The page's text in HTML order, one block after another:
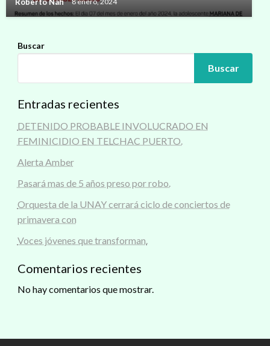
Buscar
Buscar
Entradas recientes
DETENIDO PROBABLE INVOLUCRADO EN
FEMINICIDIO EN TELCHAC PUERTO.
Alerta Amber
Pasará mas de 5 años preso por robo.
Orquesta de la UNAY cerrará ciclo de conciertos de
primavera con
Voces jóvenes que transforman.
Comentarios recientes
No hay comentarios que mostrar.